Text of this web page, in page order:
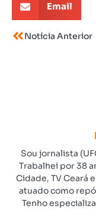
Email
Notícia Anterior
Sou jornalista
Trabalhei por 38
Cidade, TV Ceará
atuado como
Tenho